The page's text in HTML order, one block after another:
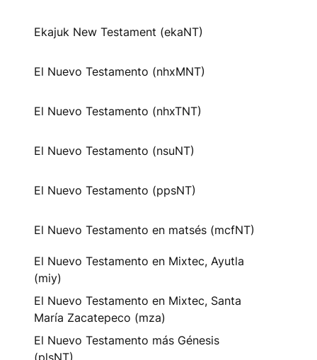
Ekajuk New Testament (ekaNT)
El Nuevo Testamento (nhxMNT)
El Nuevo Testamento (nhxTNT)
El Nuevo Testamento (nsuNT)
El Nuevo Testamento (ppsNT)
El Nuevo Testamento en matsés (mcfNT)
El Nuevo Testamento en Mixtec, Ayutla
(miy)
El Nuevo Testamento en Mixtec, Santa
María Zacatepeco (mza)
El Nuevo Testamento más Génesis
(plsNT)